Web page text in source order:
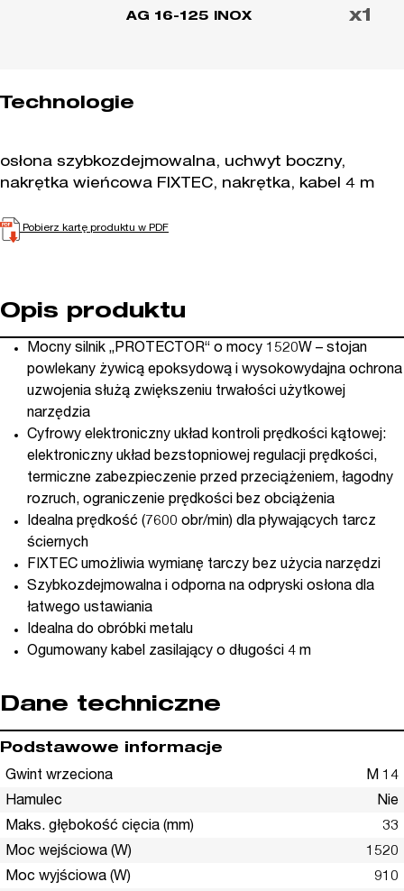
AG 16-125 INOX x1
Technologie
osłona szybkozdejmowalna, uchwyt boczny,
nakrętka wieńcowa FIXTEC, nakrętka, kabel 4 m
Pobierz kartę produktu w PDF
Opis produktu
Mocny silnik „PROTECTOR“ o mocy 1520W – stojan
powlekany żywicą epoksydową i wysokowydajna ochrona
uzwojenia służą zwiększeniu trwałości użytkowej
narzędzia
Cyfrowy elektroniczny układ kontroli prędkości kątowej:
elektroniczny układ bezstopniowej regulacji prędkości,
termiczne zabezpieczenie przed przeciążeniem, łagodny
rozruch, ograniczenie prędkości bez obciążenia
Idealna prędkość (7600 obr/min) dla pływających tarcz
ściernych
FIXTEC umożliwia wymianę tarczy bez użycia narzędzi
Szybkozdejmowalna i odporna na odpryski osłona dla
łatwego ustawiania
Idealna do obróbki metalu
Ogumowany kabel zasilający o długości 4 m
Dane techniczne
Podstawowe informacje
Gwint wrzeciona
M 14
Hamulec
Nie
Maks. głębokość cięcia (mm)
33
Moc wejściowa (W)
1520
Moc wyjściowa (W)
910